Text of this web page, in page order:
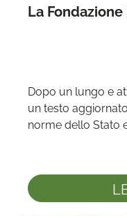
La
Dopo un lungo e
un testo
norme dello Stato